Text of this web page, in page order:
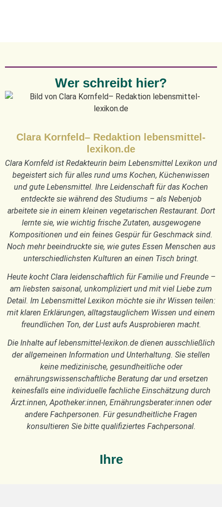
Wer schreibt hier?
Clara Kornfeld– Redaktion lebensmittel-
lexikon.de
Clara Kornfeld ist Redakteurin beim Lebensmittel Lexikon und
begeistert sich für alles rund ums Kochen, Küchenwissen
und gute Lebensmittel. Ihre Leidenschaft für das Kochen
entdeckte sie während des Studiums – als Nebenjob
arbeitete sie in einem kleinen vegetarischen Restaurant. Dort
lernte sie, wie wichtig frische Zutaten, ausgewogene
Kompositionen und ein feines Gespür für Geschmack sind.
Noch mehr beeindruckte sie, wie gutes Essen Menschen aus
unterschiedlichsten Kulturen an einen Tisch bringt.
Heute kocht Clara leidenschaftlich für Familie und Freunde –
am liebsten saisonal, unkompliziert und mit viel Liebe zum
Detail. Im Lebensmittel Lexikon möchte sie ihr Wissen teilen:
mit klaren Erklärungen, alltagstauglichem Wissen und einem
freundlichen Ton, der Lust aufs Ausprobieren macht.
Die Inhalte auf lebensmittel-lexikon.de dienen ausschließlich
der allgemeinen Information und Unterhaltung. Sie stellen
keine medizinische, gesundheitliche oder
ernährungswissenschaftliche Beratung dar und ersetzen
keinesfalls eine individuelle fachliche Einschätzung durch
Ärzt:innen, Apotheker:innen, Ernährungsberater:innen oder
andere Fachpersonen. Für gesundheitliche Fragen
konsultieren Sie bitte qualifiziertes Fachpersonal.
Ihre